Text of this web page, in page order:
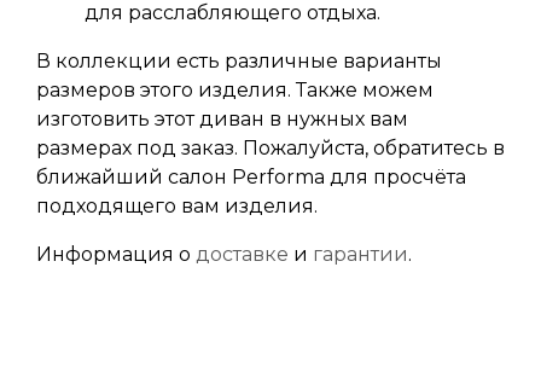
для расслабляющего отдыха.
В коллекции есть различные варианты
размеров этого изделия. Также можем
изготовить этот диван в нужных вам
размерах под заказ. Пожалуйста, обратитесь в
ближайший салон Performa для просчёта
подходящего вам изделия.
Информация о доставке и гарантии.